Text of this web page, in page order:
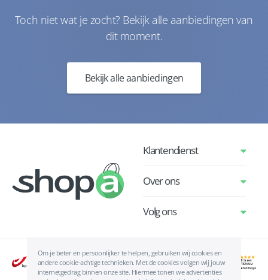
Toch niet wat je zocht? Bekijk alle aanbiedingen van
dit moment.
Bekijk alle aanbiedingen
Om je beter en persoonlijker te helpen, gebruiken wij cookies en
andere cookie-achtige technieken. Met de cookies volgen wij jouw
internetgedrag binnen onze site. Hiermee tonen we advertenties
Klantendienst
Over ons
Volg ons